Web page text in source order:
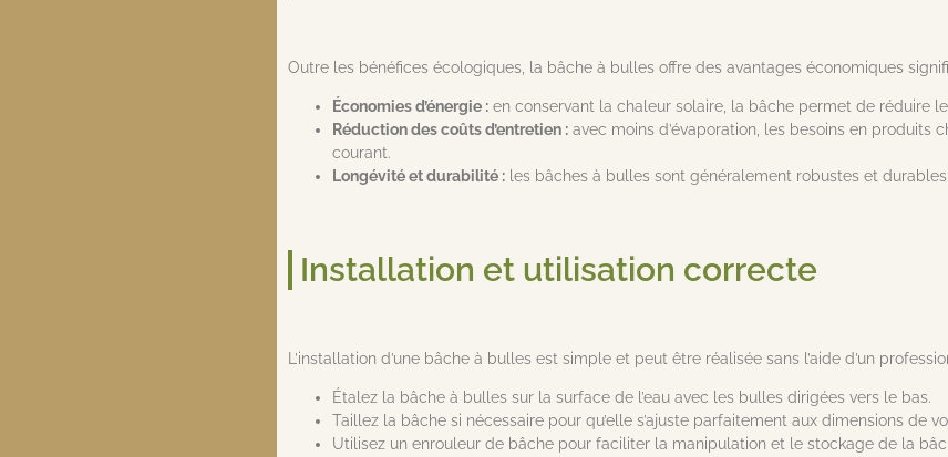
Outre les bénéfices écologiques, la bâche à bulles offre des avantages économiques
Économies d’énergie : en conservant la chaleur solaire, la bâche permet de réduire
Réduction des coûts d’entretien : avec moins d’évaporation, les besoins en produits
courant.
Longévité et durabilité : les bâches à bulles sont généralement robustes et
Installation et utilisation correcte
L’installation d’une bâche à bulles est simple et peut être réalisée sans l’aide d’un
Étalez la bâche à bulles sur la surface de l’eau avec les bulles dirigées vers le bas.
Taillez la bâche si nécessaire pour qu’elle s’ajuste parfaitement aux dimensions de
Utilisez un enrouleur de bâche pour faciliter la manipulation et le stockage de la